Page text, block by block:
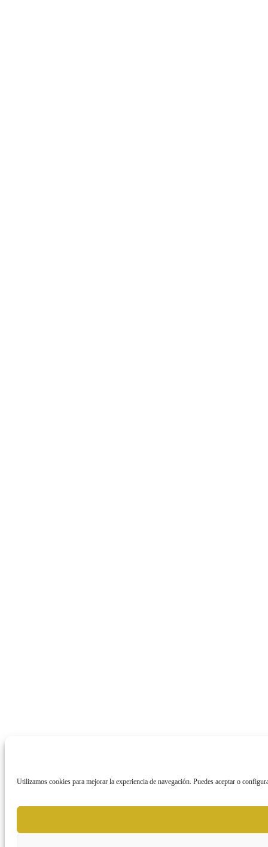
Utilizamos cookies para mejorar la experiencia de navegación. Puedes aceptar o